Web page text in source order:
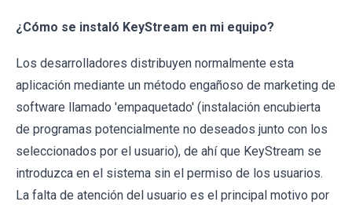
¿Cómo se instaló KeyStream en mi equipo?
Los desarrolladores distribuyen normalmente esta
aplicación mediante un método engañoso de marketing de
software llamado 'empaquetado' (instalación encubierta
de programas potencialmente no deseados junto con los
seleccionados por el usuario), de ahí que KeyStream se
introduzca en el sistema sin el permiso de los usuarios.
La falta de atención del usuario es el principal motivo por